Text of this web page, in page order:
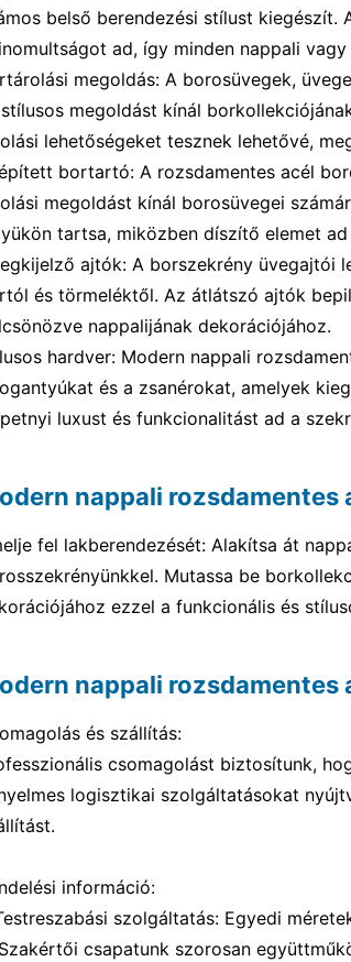
belső berendezési stílust
ad, így minden nappali
megoldás: A borosüvegek,
megoldást kínál
lehetőségeket tesznek lehetővé,
bortartó: A rozsdamentes acél
megoldást kínál borosüvegei
tartsa, miközben díszítő elemet
ajtók: A borszekrény üvegajtói
és törmeléktől. Az átlátszó ajtók
nappalijának dekorációjához.
hardver: Modern nappali
és a zsanérokat, amelyek
luxust és funkcionalitást ad a
nappali rozsdamentes
fel lakberendezését: Alakítsa át
Mutassa be
ezzel a funkcionális és
nappali rozsdamentes
és szállítás:
csomagolást biztosítunk,
logisztikai szolgáltatásokat
információ:
szolgáltatás: Egyedi
csapatunk szorosan